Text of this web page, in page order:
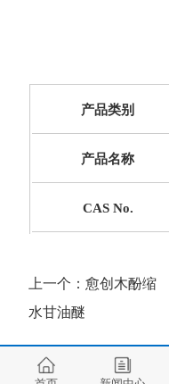
产品类别
产品名称
CAS No.
上一个：愈创木酚缩
水甘油醚